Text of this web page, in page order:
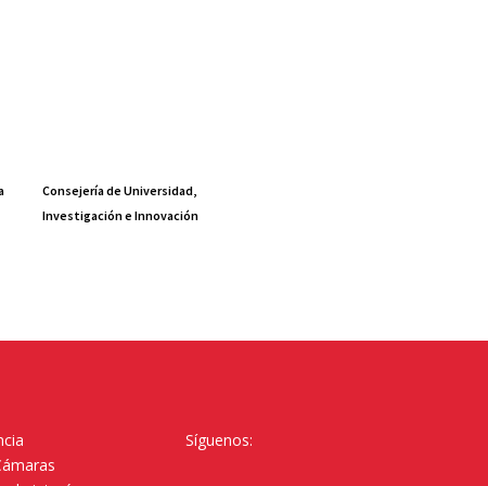
Consejería de Universidad,
Investigación e Innovación
Síguenos: